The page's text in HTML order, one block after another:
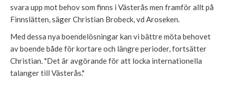
svara upp mot behov som finns i Västerås men framför allt på
Finnslätten, säger Christian Brobeck, vd Aroseken.
Med dessa nya boendelösningar kan vi bättre möta behovet
av boende både för kortare och längre perioder, fortsätter
Christian. "Det är avgörande för att locka internationella
talanger till Västerås."